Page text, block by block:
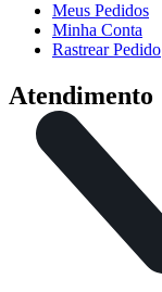
Meus Pedidos
Minha Conta
Rastrear Pedido
Atendimento